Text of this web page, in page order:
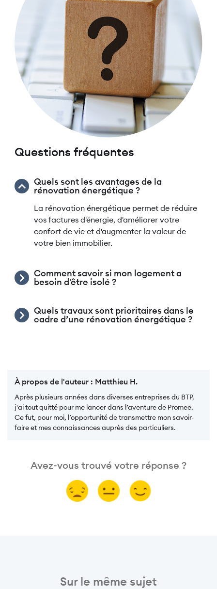
Questions fréquentes
Quels sont les avantages de la
rénovation énergétique ?
La rénovation énergétique permet de réduire
vos factures d'énergie, d'améliorer votre
confort de vie et d'augmenter la valeur de
votre bien immobilier.
Comment savoir si mon logement a
besoin d'être isolé ?
Quels travaux sont prioritaires dans le
cadre d’une rénovation énergétique ?
À propos de l'auteur : Matthieu H.
Après plusieurs années dans diverses entreprises du BTP,
j'ai tout quitté pour me lancer dans l’aventure de Promee.
Ce fut, pour moi, l’opportunité de transmettre mon savoir-
faire et mes connaissances auprès des particuliers.
Avez-vous trouvé votre réponse ?
Sur le même sujet